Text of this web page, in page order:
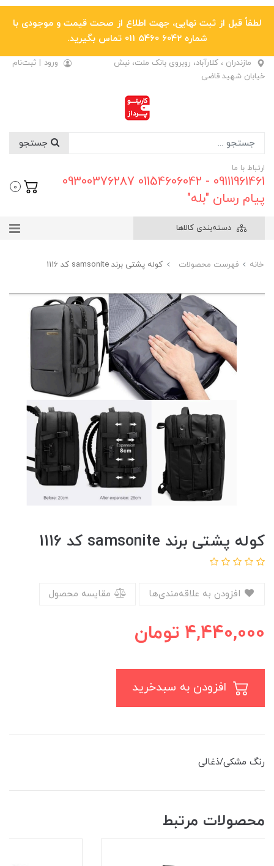
لطفاً قبل از ثبت نهایی، جهت اطلاع از صحت قیمت و موجودی با
شماره 6042 5460 011 تماس بگیرید.
مازندران ، کلارآباد، روبروی بانک ملت، نبش
خیابان شهید قاضی
ورود | ثبت‌نام
ارتباط با ما
09111961461 - 01154606042 09300376287
پیام رسان "بله"
0
دسته‌بندی کالاها
خانه فهرست محصولات کوله پشتی برند samsonite کد 1116
کوله پشتی برند samsonite کد 1116
مقایسه محصول
4,440,000 تومان
رنگ مشکی/ذغالی
محصولات مرتبط